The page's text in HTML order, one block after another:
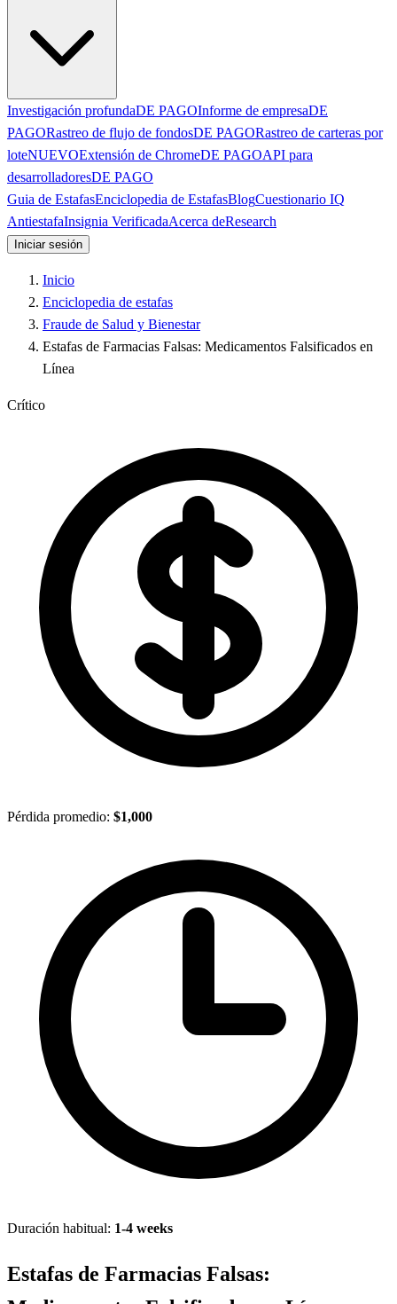
Investigación profundaDE PAGOInforme de empresaDE
PAGORastreo de flujo de fondosDE PAGORastreo de carteras por
loteNUEVOExtensión de ChromeDE PAGOAPI para
desarrolladoresDE PAGO
Guia de EstafasEnciclopedia de EstafasBlogCuestionario IQ
AntiestafaInsignia VerificadaAcerca deResearch
Iniciar sesión
Inicio
Enciclopedia de estafas
Fraude de Salud y Bienestar
Estafas de Farmacias Falsas: Medicamentos Falsificados en
Línea
Crítico
Pérdida promedio: $1,000
Duración habitual: 1-4 weeks
Estafas de Farmacias Falsas: